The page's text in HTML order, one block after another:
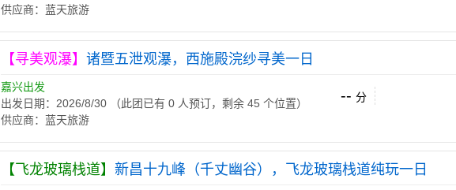
供应商：蓝天旅游
【寻美观瀑】 诸暨五泄观瀑，西施殿浣纱寻美一日
嘉兴出发
出发日期：2026/8/30 （此团已有 0 人预订，剩余 45 个位置）
供应商：蓝天旅游
-- 分
【飞龙玻璃栈道】 新昌十九峰（千丈幽谷），飞龙玻璃栈道纯玩一日